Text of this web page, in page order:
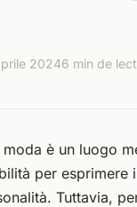
20246 min de
è un luogo
per esprimere
Tuttavia,